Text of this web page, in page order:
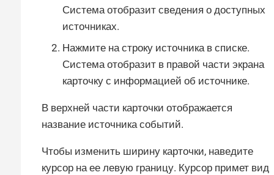
Система отобразит сведения о доступных
источниках.
Нажмите на строку источника в списке.
Система отобразит в правой части экрана
карточку с информацией об источнике.
В верхней части карточки отображается
название источника событий.
Чтобы изменить ширину карточки, наведите
курсор на ее левую границу. Курсор примет вид